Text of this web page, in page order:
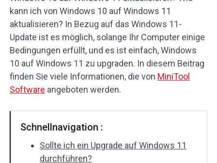
kann ich von Windows 10 auf Windows 11
aktualisieren? In Bezug auf das Windows 11-
Update ist es möglich, solange Ihr Computer einige
Bedingungen erfüllt, und es ist einfach, Windows
10 auf Windows 11 zu upgraden. In diesem Beitrag
finden Sie viele Informationen, die von MiniTool
Software angeboten werden.
Schnellnavigation :
Sollte ich ein Upgrade auf Windows 11
durchführen?